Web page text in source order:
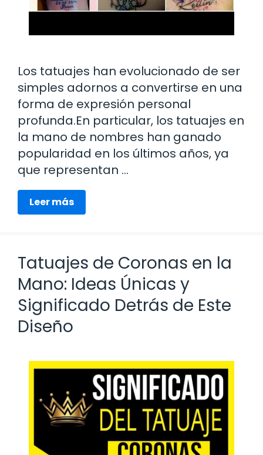
Los tatuajes han evolucionado de ser
simples adornos a convertirse en una
forma de expresión personal
profunda.En particular, los tatuajes en
la mano de nombres han ganado
popularidad en los últimos años, ya
que representan …
Leer más
Tatuajes de Coronas en la
Mano: Ideas Únicas y
Significado Detrás de Este
Diseño